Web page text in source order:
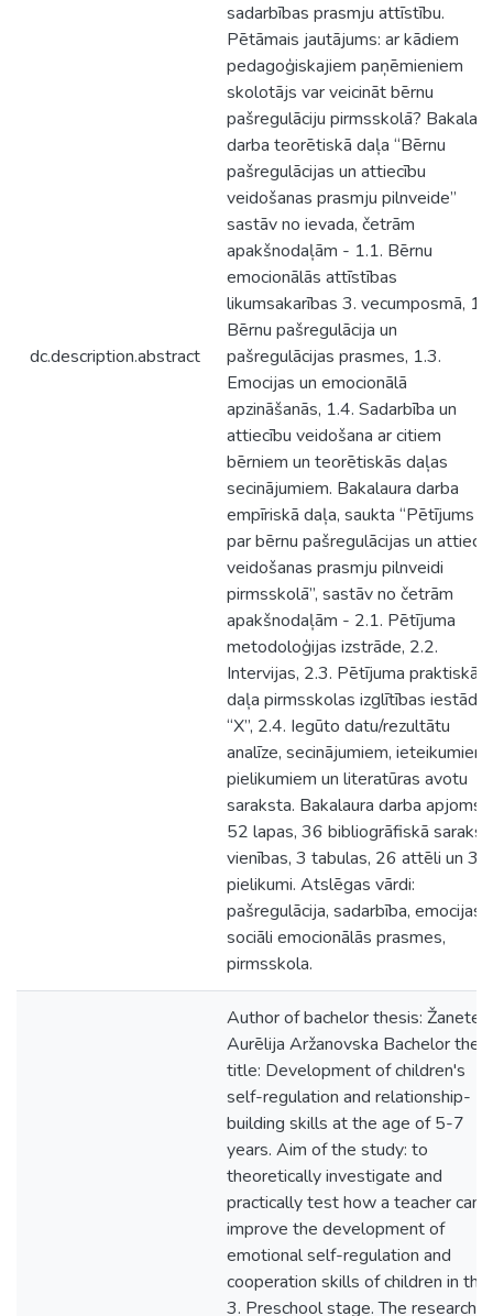
dc.description.abstract
sadarbības prasmju attīstību.
Pētāmais jautājums: ar kādiem
pedagoģiskajiem paņēmieniem
skolotājs var veicināt bērnu
pašregulāciju pirmsskolā?
darba teorētiskā daļa “Bērnu
pašregulācijas un attiecību
veidošanas prasmju pilnveide”
sastāv no ievada, četrām
apakšnodaļām - 1.1. Bērnu
emocionālās attīstības
likumsakarības 3. vecumposmā,
Bērnu pašregulācija un
pašregulācijas prasmes, 1.3.
Emocijas un emocionālā
apzināšanās, 1.4. Sadarbība un
attiecību veidošana ar citiem
bērniem un teorētiskās daļas
secinājumiem. Bakalaura darba
empīriskā daļa, saukta “Pētījums
par bērnu pašregulācijas un
veidošanas prasmju pilnveidi
pirmsskolā”, sastāv no četrām
apakšnodaļām - 2.1. Pētījuma
metodoloģijas izstrāde, 2.2.
Intervijas, 2.3. Pētījuma praktiskā
daļa pirmsskolas izglītības iestādē
“X”, 2.4. Iegūto datu/rezultātu
analīze, secinājumiem, ieteikumiem,
pielikumiem un literatūras avotu
saraksta. Bakalaura darba apjoms:
52 lapas, 36 bibliogrāfiskā
vienības, 3 tabulas, 26 attēli un 3
pielikumi. Atslēgas vārdi:
pašregulācija, sadarbība, emocijas,
sociāli emocionālās prasmes,
pirmsskola.
Author of bachelor thesis: Žanete
Aurēlija Aržanovska Bachelor
title: Development of children's
self-regulation and relationship-
building skills at the age of 5-7
years. Aim of the study: to
theoretically investigate and
practically test how a teacher can
improve the development of
emotional self-regulation and
cooperation skills of children in the
3. Preschool stage. The research